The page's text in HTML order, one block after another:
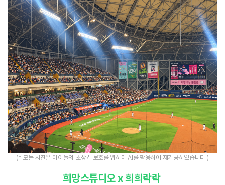
토
리
상
세
내
용
(* 모든 사진은 아이들의 초상권 보호를 위하여 AI를 활용하여 재가공하였습니다.)
희망스튜디오 x 희희락락